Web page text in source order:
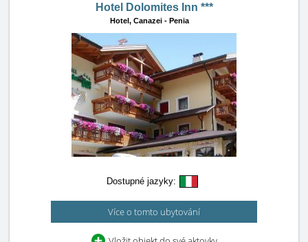
Hotel Dolomites Inn ***
Hotel, Canazei - Penia
Dostupné jazyky:
Více o tomto ubytování